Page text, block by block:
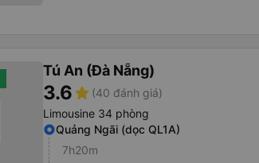
Tú An (Đà Nẵng)
3.6star (40 đánh giá)
Limousine 34 phòng
Quảng Ngãi (dọc QL1A)
7h20m